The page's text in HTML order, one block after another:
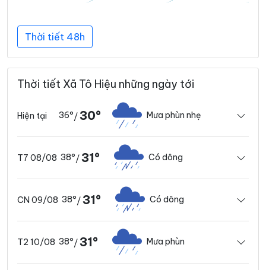
Thời tiết 48h
Thời tiết Xã Tô Hiệu những ngày tới
Hiện tại 36°/30° Mưa phùn nhẹ
T7 08/08 38°/31° Có dông
CN 09/08 38°/31° Có dông
T2 10/08 38°/31° Mưa phùn